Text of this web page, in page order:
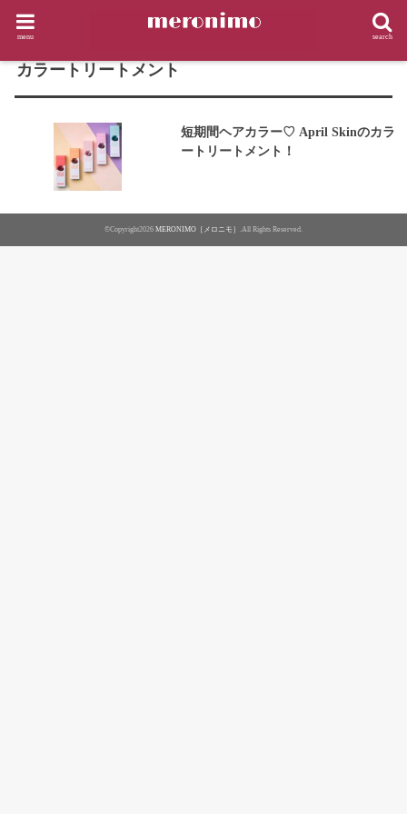
search
menu
HOME タグ : カラートリートメント
カラートリートメント
短期間ヘアカラー♡ April Skinのカラ
ートリートメント！
©Copyright2026 MERONIMO［メロニモ］ .All Rights Reserved.